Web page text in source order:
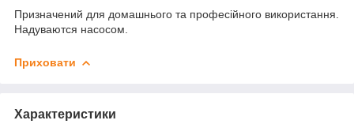
Призначений для домашнього та професійного використання.
Надуваются насосом.
Приховати
Характеристики